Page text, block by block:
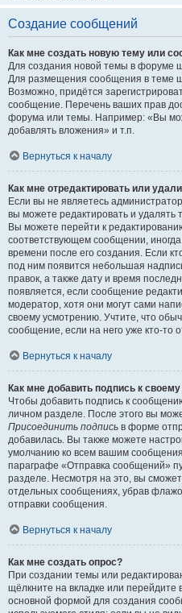
Создание сообщений
Как мне создать новую тему или
Для создания новой темы в форуме
Для размещения сообщения в теме
Возможно, придётся
сообщение. Перечень ваших прав
форума или темы. Например: «Вы
добавлять вложения» и т.п.
Вернуться к началу
Как мне отредактировать или
Если вы не являетесь
вы можете редактировать и удалять
Вы можете перейти к
соответствующем сообщении, иногда
времени после его создания. Если
под ним появится небольшая
правок, а также дату и время
появляется, если сообщение
модератор, хотя они могут сами
своему усмотрению. Учтите, что
сообщение, если на него уже кто-то
Вернуться к началу
Как мне добавить подпись к
Чтобы добавить подпись к
личном разделе. После этого вы
Присоединить подпись в форме
добавилась. Вы также можете
умолчанию ко всем вашим
параграфе «Отправка сообщений»
разделе. Несмотря на это, вы
отдельных сообщениях, убрав
отправки сообщения.
Вернуться к началу
Как мне создать опрос?
При создании темы или
щёлкните на вкладке или перейдите
основной формой для создания